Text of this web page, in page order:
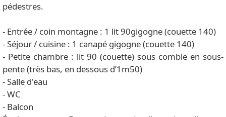
pédestres.
- Entrée / coin montagne : 1 lit 90gigogne (couette 140)
- Séjour / cuisine : 1 canapé gigogne (couette 140)
- Petite chambre : lit 90 (couette) sous comble en sous-
pente (très bas, en dessous d’1m50)
- Salle d'eau
- WC
- Balcon